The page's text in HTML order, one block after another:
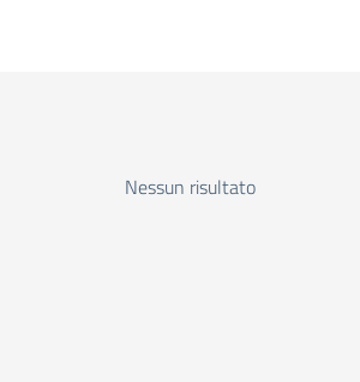
Nessun risultato